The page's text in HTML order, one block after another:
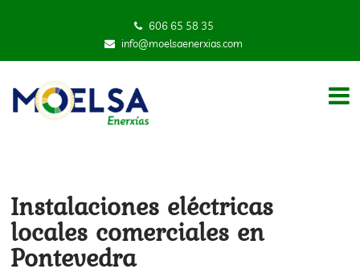
606 65 58 35
info@moelsaenerxias.com
Instalaciones eléctricas
locales comerciales en
Pontevedra